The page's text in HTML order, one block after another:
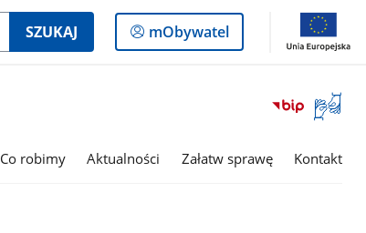
SZUKAJ
Logowanie
do
mObywatel
Otwórz
okno
Co robimy Aktualności Załatw sprawę Kontakt